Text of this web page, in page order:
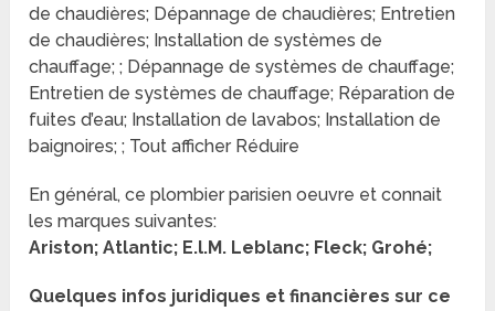
de chaudières; Dépannage de chaudières; Entretien
de chaudières; Installation de systèmes de
chauffage; ; Dépannage de systèmes de chauffage;
Entretien de systèmes de chauffage; Réparation de
fuites d’eau; Installation de lavabos; Installation de
baignoires; ; Tout afficher Réduire
En général, ce plombier parisien oeuvre et connait
les marques suivantes:
Ariston; Atlantic; E.l.M. Leblanc; Fleck; Grohé;
Quelques infos juridiques et financières sur ce